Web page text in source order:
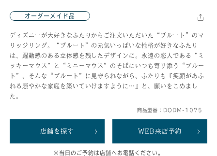
オーダーメイド品
ディズニーが大好きなふたりからご注文いただいた“プルート”のマ
リッジリング。“プルート”の元気いっぱいな性格が好きなふたり
は、躍動感のある立体感を残したデザインに。永遠の恋人である“ミ
ッキーマウス”と“ミニーマウス”のそばにいつも寄リ添う“プルー
ト”。そんな“プルート”に見守られながら、ふたりも『笑顔があふ
れる賑やかな家庭を築いていけますように…』と、願いをこめまし
た。
商品型番：DODM-1075
店舗を探す WEB来店予約
※当日のご予約は店舗へお電話ください。